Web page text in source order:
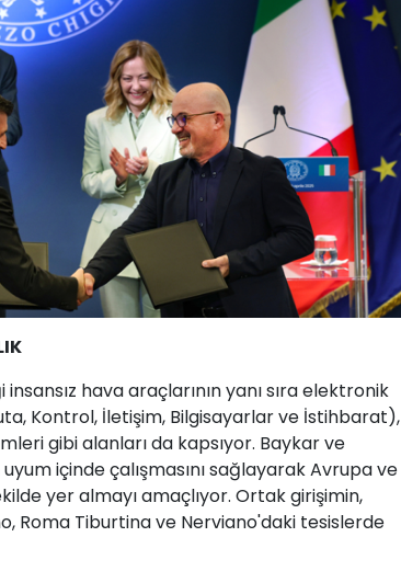
hava araçlarının yanı sıra elektronik
Kontrol, İletişim, Bilgisayarlar ve İstihbarat),
gibi alanları da kapsıyor. Baykar ve
içinde çalışmasını sağlayarak Avrupa ve
yer almayı amaçlıyor. Ortak girişimin,
Roma Tiburtina ve Nerviano'daki tesislerde